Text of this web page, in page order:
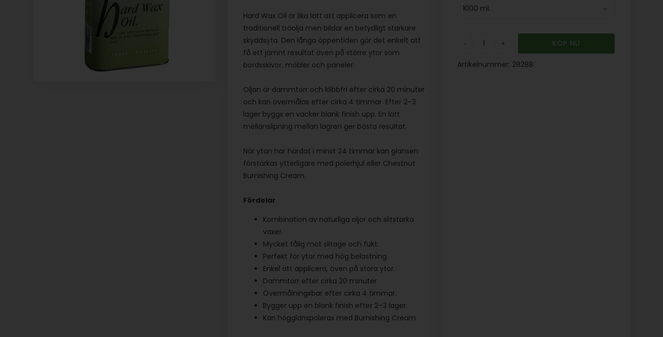
Hard Wax Oil är lika lätt att applicera som en
traditionell träolja men bildar en betydligt starkare
skyddsyta. Den långa öppentiden gör det enkelt att
få ett jämnt resultat även på större ytor som
bordsskivor, möbler och paneler.
Oljan är dammtorr och klibbfri efter cirka 20 minuter
och kan övermålas efter cirka 4 timmar. Efter 2–3
lager byggs en vacker blank finish upp. En lätt
mellanslipning mellan lagren ger bästa resultat.
När ytan har härdat i minst 24 timmar kan glansen
förstärkas ytterligare med polerhjul eller Chestnut
Burnishing Cream.
Fördelar
Kombination av naturliga oljor och slitstarka
vaxer.
Mycket tålig mot slitage och fukt.
Perfekt för ytor med hög belastning.
Enkel att applicera, även på stora ytor.
Dammtorr efter cirka 20 minuter.
Övermålningsbar efter cirka 4 timmar.
Bygger upp en blank finish efter 2–3 lager.
Kan högglanspoleras med Burnishing Cream.
- +
Artikelnummer: 28288